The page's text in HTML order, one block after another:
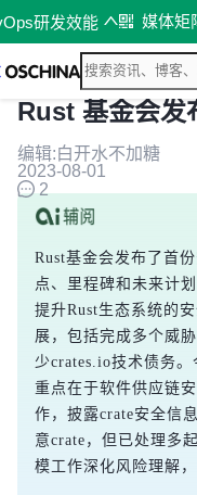
研发效能 媒体矩
Rust 基金会发
编辑:白开水不加糖
2023-08-01
2
Rust基金会发布了首
点、里程碑和未来计
提升Rust生态系统的
展，包括完成多个威
少crates.io技术债务。
重点在于软件供应链
作，披露crate安全信
意crate，但已处理多
模工作深化风险理解